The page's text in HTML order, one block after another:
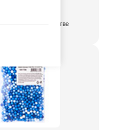
достаточном количестве